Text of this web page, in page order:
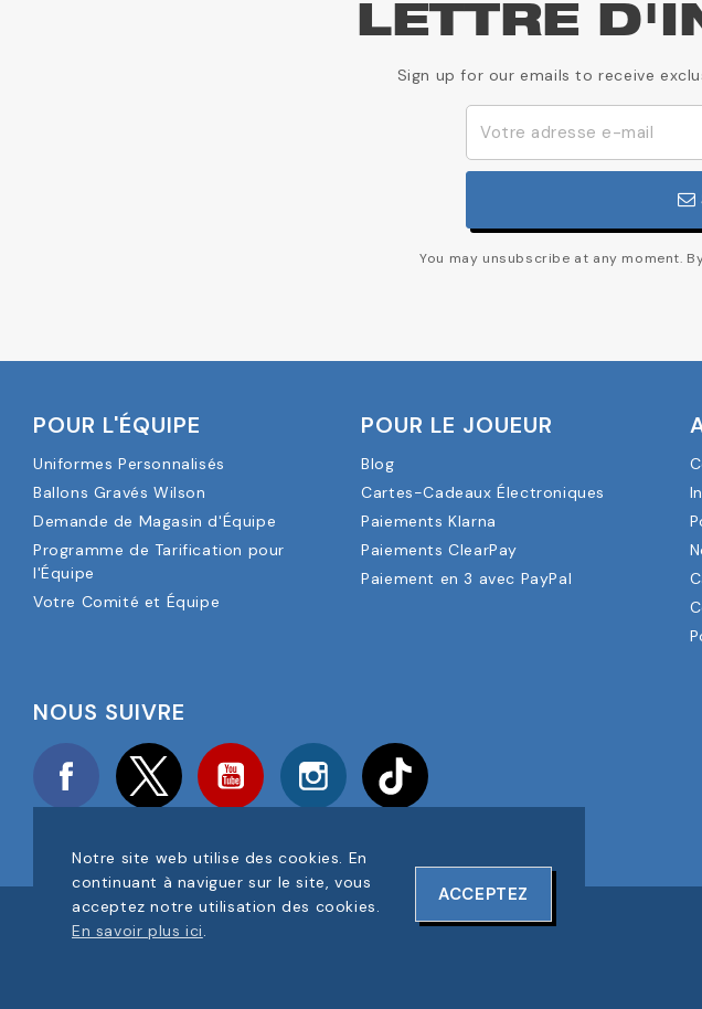
LETTRE
Sign up for our emails to receive
You may unsubscribe at any moment.
POUR L'ÉQUIPE
Uniformes Personnalisés
Ballons Gravés Wilson
Demande de Magasin d'Équipe
Programme de Tarification pour
l'Équipe
Votre Comité et Équipe
POUR LE JOUEUR
Blog
Cartes-Cadeaux Électroniques
Paiements Klarna
Paiements ClearPay
Paiement en 3 avec PayPal
NOUS SUIVRE
Facebook Twitter YouTube Instagram
COPYRIGHT © 2025 FOOTBALL AMERICA UK TOUS DROITS RÉSERVÉS
Notre site web utilise des cookies. En
continuant à naviguer sur le site, vous
acceptez notre utilisation des cookies.
En savoir plus ici.
ACCEPTEZ